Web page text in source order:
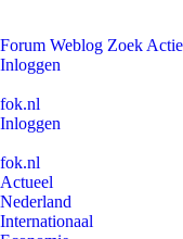
Forum Weblog Zoek
Inloggen
fok.nl
Inloggen
fok.nl
Actueel
Nederland
Internationaal